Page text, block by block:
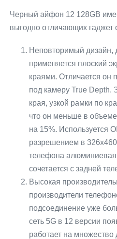
Черный айфон 12 128GB
выгодно отличающих гаджет
Неповторимый дизайн,
применяется плоский
краями. Отличается он
под камеру True Depth.
края, узкой рамки по
что он меньше в
на 15%. Используется
разрешением в
телефона
сочетается с задней
Высокая
производители
подсоединение уже
сеть 5G в 12 версии
работает на множество